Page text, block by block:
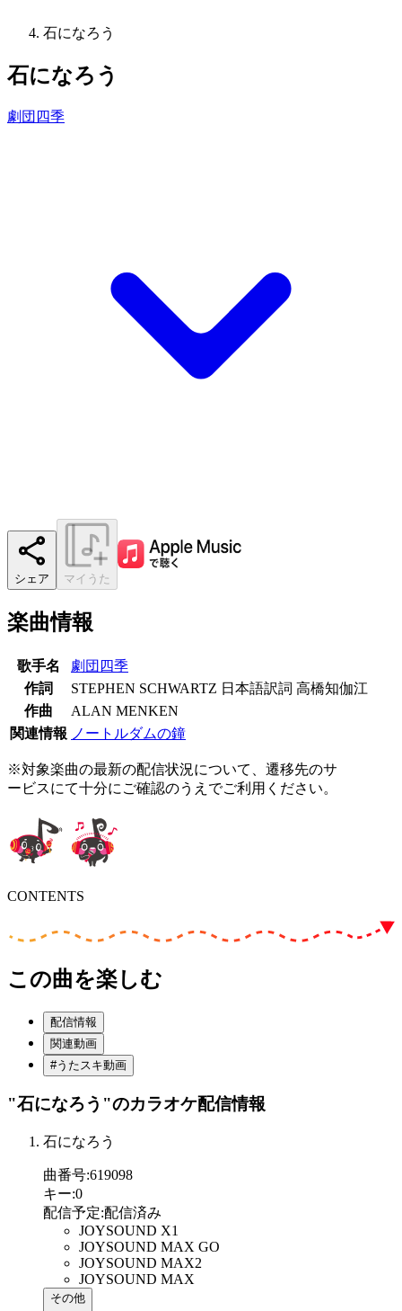
石になろう
石になろう
劇団四季
シェア マイうた
楽曲情報
歌手名
劇団四季
作詞
STEPHEN SCHWARTZ 日本語訳詞 高橋知伽江
作曲
ALAN MENKEN
関連情報 ノートルダムの鐘
※対象楽曲の最新の配信状況について、遷移先のサ
ービスにて十分にご確認のうえでご利用ください。
CONTENTS
この曲を楽しむ
配信情報
関連動画
#うたスキ動画
"石になろう"のカラオケ配信情報
石になろう
曲番号:619098
キー:0
配信予定:配信済み
JOYSOUND X1
JOYSOUND MAX GO
JOYSOUND MAX2
JOYSOUND MAX
その他